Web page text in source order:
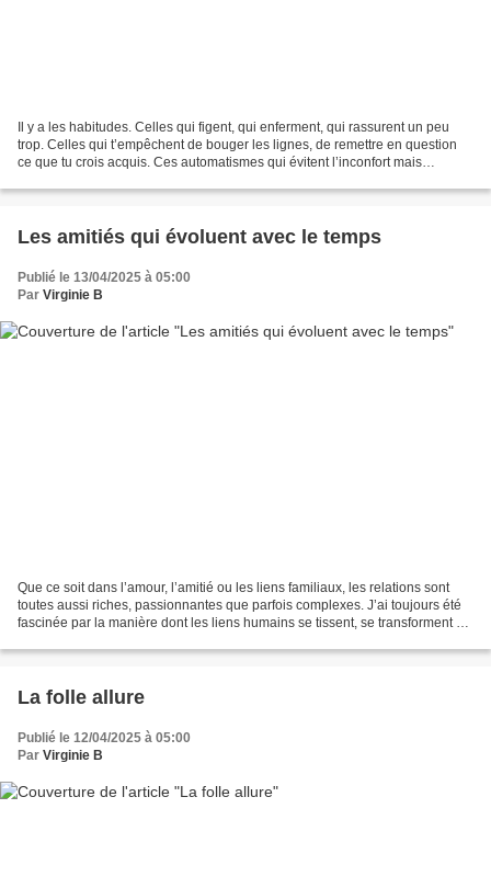
Il y a les habitudes. Celles qui figent, qui enferment, qui rassurent un peu
trop. Celles qui t’empêchent de bouger les lignes, de remettre en question
ce que tu crois acquis. Ces automatismes qui évitent l’inconfort mais
Les amitiés qui évoluent avec le temps
Publié le 13/04/2025 à 05:00
Par Virginie B
Que ce soit dans l’amour, l’amitié ou les liens familiaux, les relations sont
toutes aussi riches, passionnantes que parfois complexes. J’ai toujours été
fascinée par la manière dont les liens humains se tissent, se transforment et
La folle allure
Publié le 12/04/2025 à 05:00
Par Virginie B